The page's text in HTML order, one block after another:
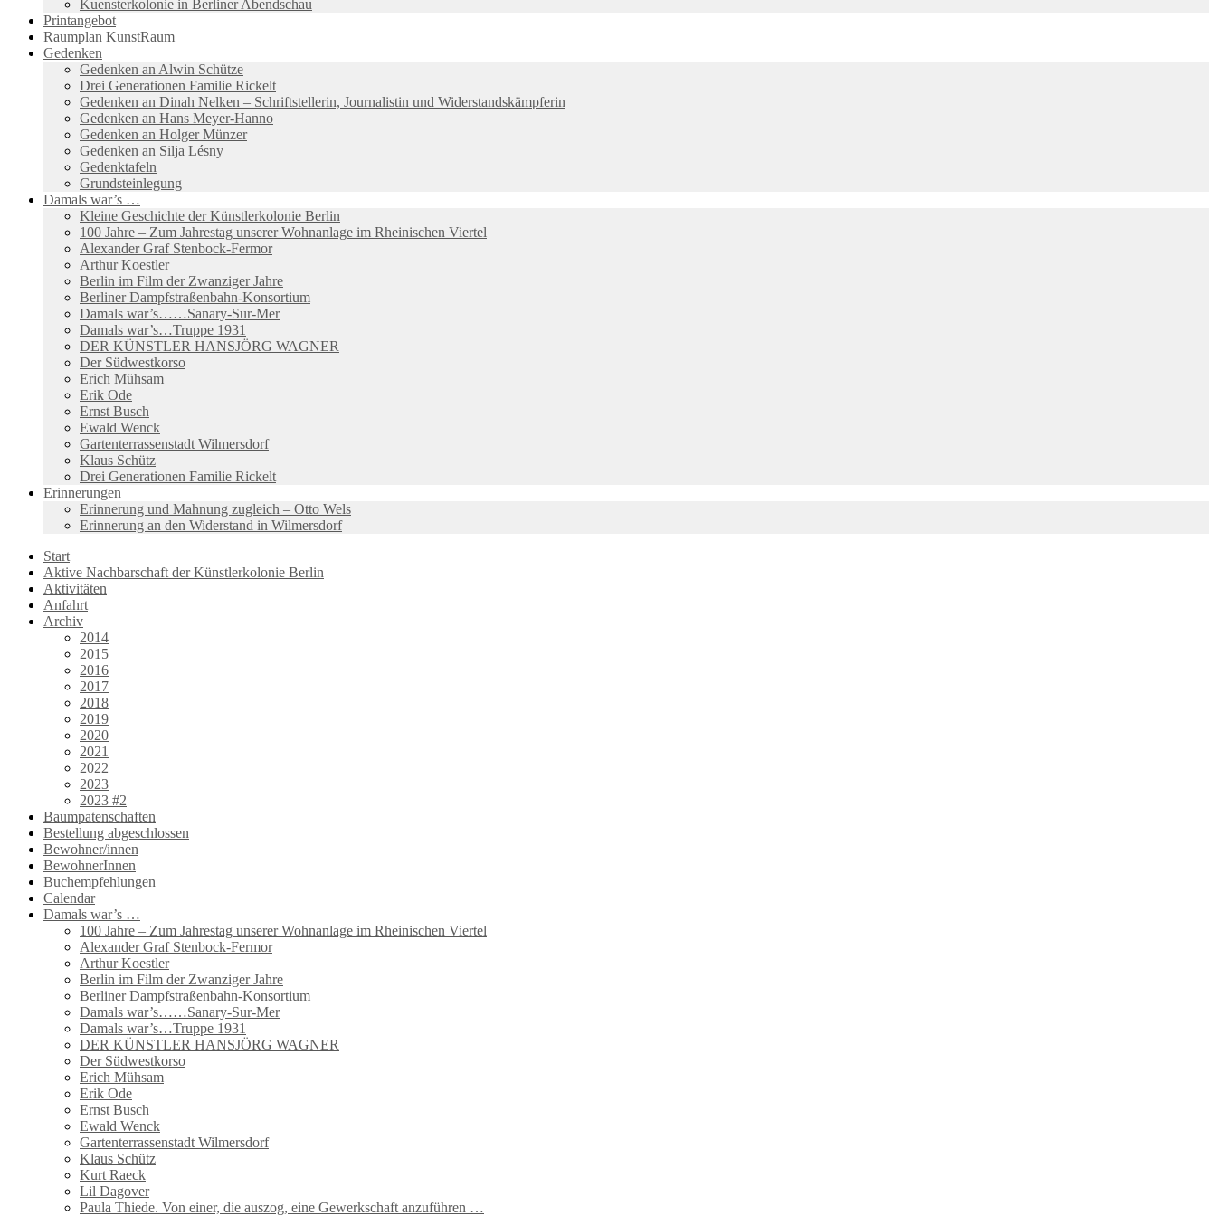
Kuensterkolonie in Berliner Abendschau
Printangebot
Raumplan KunstRaum
Gedenken
Gedenken an Alwin Schütze
Drei Generationen Familie Rickelt
Gedenken an Dinah Nelken – Schriftstellerin, Journalistin und Widerstandskämpferin
Gedenken an Hans Meyer-Hanno
Gedenken an Holger Münzer
Gedenken an Silja Lésny
Gedenktafeln
Grundsteinlegung
Damals war’s …
Kleine Geschichte der Künstlerkolonie Berlin
100 Jahre – Zum Jahrestag unserer Wohnanlage im Rheinischen Viertel
Alexander Graf Stenbock-Fermor
Arthur Koestler
Berlin im Film der Zwanziger Jahre
Berliner Dampfstraßenbahn-Konsortium
Damals war’s……Sanary-Sur-Mer
Damals war’s…Truppe 1931
DER KÜNSTLER HANSJÖRG WAGNER
Der Südwestkorso
Erich Mühsam
Erik Ode
Ernst Busch
Ewald Wenck
Gartenterrassenstadt Wilmersdorf
Klaus Schütz
Drei Generationen Familie Rickelt
Erinnerungen
Erinnerung und Mahnung zugleich – Otto Wels
Erinnerung an den Widerstand in Wilmersdorf
Start
Aktive Nachbarschaft der Künstlerkolonie Berlin
Aktivitäten
Anfahrt
Archiv
2014
2015
2016
2017
2018
2019
2020
2021
2022
2023
2023 #2
Baumpatenschaften
Bestellung abgeschlossen
Bewohner/innen
BewohnerInnen
Buchempfehlungen
Calendar
Damals war’s …
100 Jahre – Zum Jahrestag unserer Wohnanlage im Rheinischen Viertel
Alexander Graf Stenbock-Fermor
Arthur Koestler
Berlin im Film der Zwanziger Jahre
Berliner Dampfstraßenbahn-Konsortium
Damals war’s……Sanary-Sur-Mer
Damals war’s…Truppe 1931
DER KÜNSTLER HANSJÖRG WAGNER
Der Südwestkorso
Erich Mühsam
Erik Ode
Ernst Busch
Ewald Wenck
Gartenterrassenstadt Wilmersdorf
Klaus Schütz
Kurt Raeck
Lil Dagover
Paula Thiede. Von einer, die auszog, eine Gewerkschaft anzuführen …